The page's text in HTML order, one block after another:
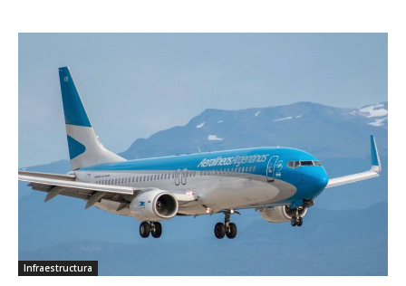
Infraestructura